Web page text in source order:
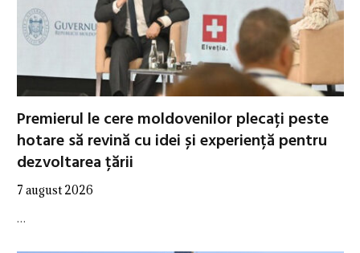
Premierul le cere moldovenilor plecați peste
hotare să revină cu idei și experiență pentru
dezvoltarea țării
7 august 2026
…